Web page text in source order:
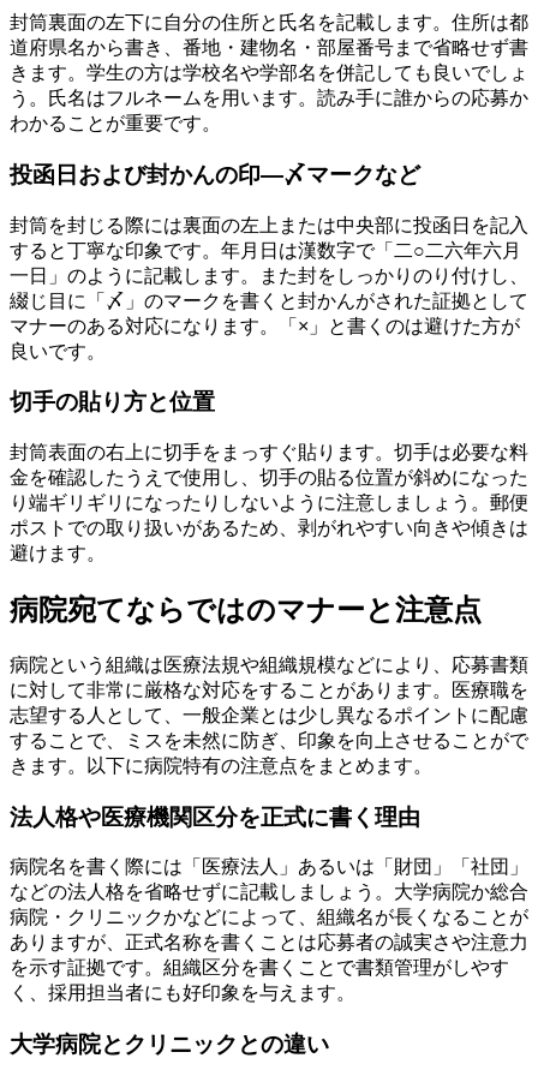
封筒裏面の左下に自分の住所と氏名を記載します。住所は都
道府県名から書き、番地・建物名・部屋番号まで省略せず書
きます。学生の方は学校名や学部名を併記しても良いでしょ
う。氏名はフルネームを用います。読み手に誰からの応募か
わかることが重要です。
投函日および封かんの印―〆マークなど
封筒を封じる際には裏面の左上または中央部に投函日を記入
すると丁寧な印象です。年月日は漢数字で「二○二六年六月
一日」のように記載します。また封をしっかりのり付けし、
綴じ目に「〆」のマークを書くと封かんがされた証拠として
マナーのある対応になります。「×」と書くのは避けた方が
良いです。
切手の貼り方と位置
封筒表面の右上に切手をまっすぐ貼ります。切手は必要な料
金を確認したうえで使用し、切手の貼る位置が斜めになった
り端ギリギリになったりしないように注意しましょう。郵便
ポストでの取り扱いがあるため、剥がれやすい向きや傾きは
避けます。
病院宛てならではのマナーと注意点
病院という組織は医療法規や組織規模などにより、応募書類
に対して非常に厳格な対応をすることがあります。医療職を
志望する人として、一般企業とは少し異なるポイントに配慮
することで、ミスを未然に防ぎ、印象を向上させることがで
きます。以下に病院特有の注意点をまとめます。
法人格や医療機関区分を正式に書く理由
病院名を書く際には「医療法人」あるいは「財団」「社団」
などの法人格を省略せずに記載しましょう。大学病院か総合
病院・クリニックかなどによって、組織名が長くなることが
ありますが、正式名称を書くことは応募者の誠実さや注意力
を示す証拠です。組織区分を書くことで書類管理がしやす
く、採用担当者にも好印象を与えます。
大学病院とクリニックとの違い